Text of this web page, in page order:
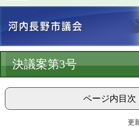
す。
し
へ
文
決議案第3号
ページ内目次
更